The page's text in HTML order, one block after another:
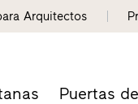
Arquitectos
Puertas